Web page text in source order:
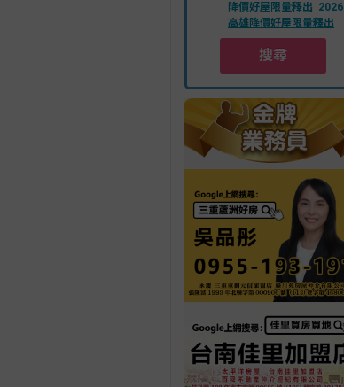
降價好屋限量釋出 2026
高雄降價好屋限量釋出
搜尋